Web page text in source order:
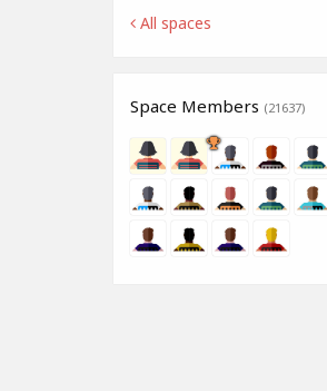
All spaces
Space Members (21637)